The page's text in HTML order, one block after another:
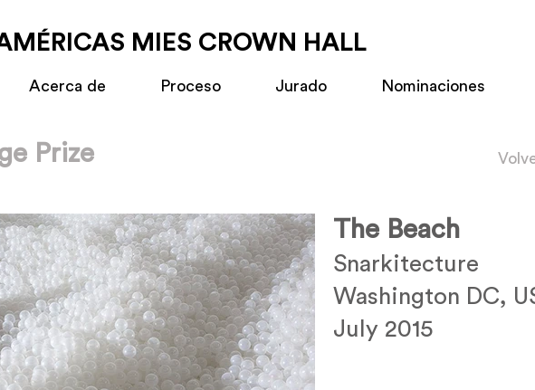
MIES CROWN HALL
Acerca de Proceso Jurado Nominaciones
Prize
The Beach
Snarkitecture
Washington DC,
July 2015